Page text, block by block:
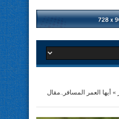
» أيها العمر المسافر..مقال